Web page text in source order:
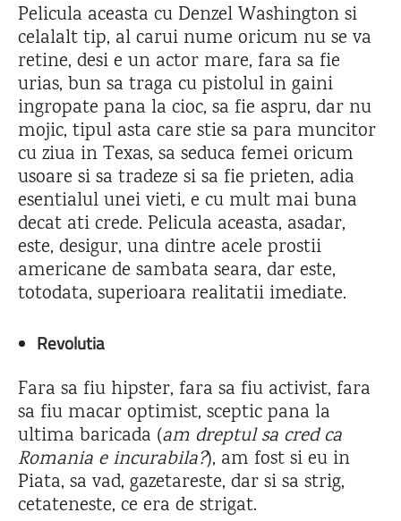
Pelicula aceasta cu Denzel Washington si
celalalt tip, al carui nume oricum nu se va
retine, desi e un actor mare, fara sa fie
urias, bun sa traga cu pistolul in gaini
ingropate pana la cioc, sa fie aspru, dar nu
mojic, tipul asta care stie sa para muncitor
cu ziua in Texas, sa seduca femei oricum
usoare si sa tradeze si sa fie prieten, adia
esentialul unei vieti, e cu mult mai buna
decat ati crede. Pelicula aceasta, asadar,
este, desigur, una dintre acele prostii
americane de sambata seara, dar este,
totodata, superioara realitatii imediate.
Revolutia
Fara sa fiu hipster, fara sa fiu activist, fara
sa fiu macar optimist, sceptic pana la
ultima baricada (am dreptul sa cred ca
Romania e incurabila?), am fost si eu in
Piata, sa vad, gazetareste, dar si sa strig,
cetateneste, ce era de strigat.